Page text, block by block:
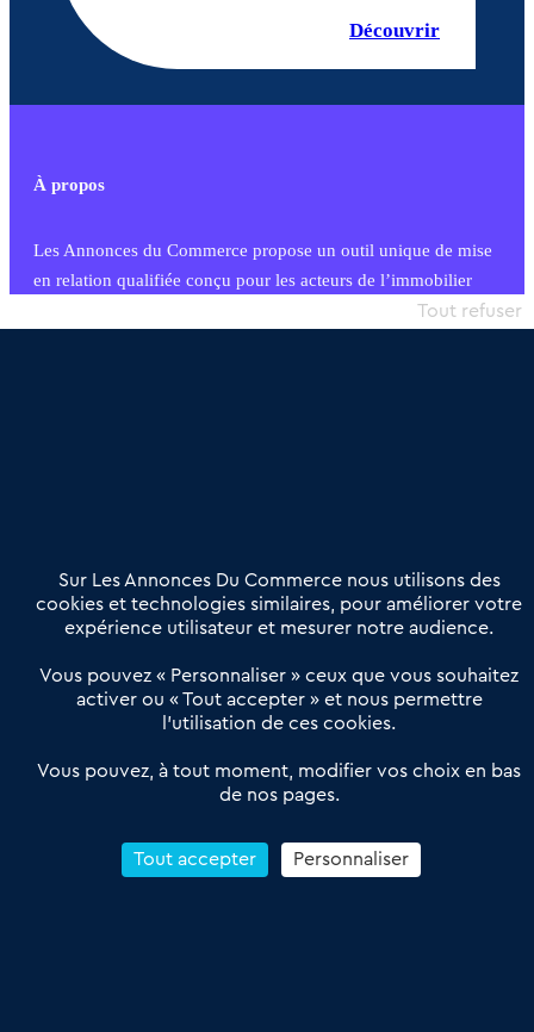
Découvrir
À propos
Les Annonces du Commerce propose un outil unique de mise
en relation qualifiée conçu pour les acteurs de l’immobilier
commercial et les collectivités territoriales, simple et intégrant
Offres Pro
Actualités
Qui sommes nous ?
Derniers articles
Réseau 3C : un partenaire national dédié aux transactions
Petitscommerces : Un partenariat au service du commerce de
proximité et des territoires
Reprendre un Restaurant Rapide
Sur Les Annonces Du Commerce nous utilisons des
cookies et technologies similaires, pour améliorer votre
expérience utilisateur et mesurer notre audience.
Vous pouvez « Personnaliser » ceux que vous souhaitez
activer ou « Tout accepter » et nous permettre
l’utilisation de ces cookies.
Vous pouvez, à tout moment, modifier vos choix en bas
de nos pages.
Tout accepter
Tout refuser
Personnaliser